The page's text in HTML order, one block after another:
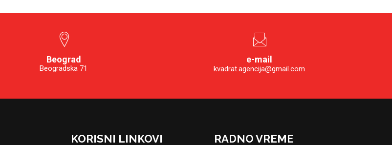
Beograd
Beogradska 71
e-mail
kvadrat.agencija@gmail.com
KORISNI LINKOVI RADNO VREME